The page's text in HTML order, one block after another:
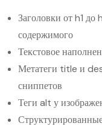
Заголовки от h1
содержимого
Текстовое
Метатеги title и
сниппетов
Теги alt у